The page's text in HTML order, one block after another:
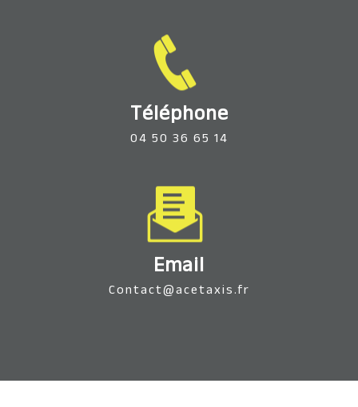
Téléphone
04 50 36 65 14
Email
contact@acetaxis.fr